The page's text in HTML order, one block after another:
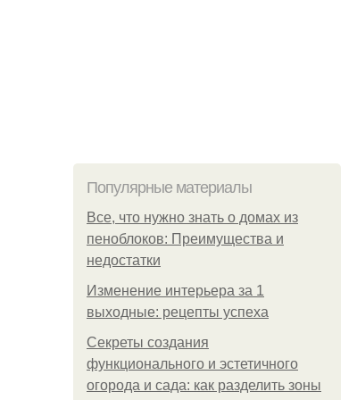
Популярные материалы
Все, что нужно знать о домах из
пеноблоков: Преимущества и
недостатки
Изменение интерьера за 1
выходные: рецепты успеха
Секреты создания
функционального и эстетичного
огорода и сада: как разделить зоны